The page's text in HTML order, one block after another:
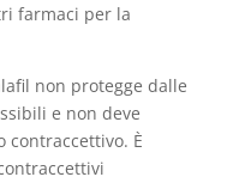
farmaci per la
non protegge dalle
e non deve
contraccettivo. È